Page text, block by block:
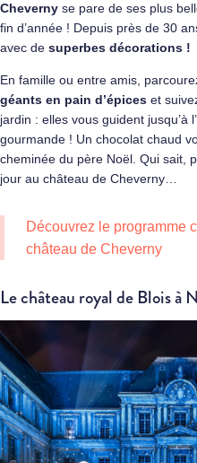
Cheverny se pare de ses plus
fin d’année ! Depuis près de 30
avec de superbes décorations !
En famille ou entre amis,
géants en pain d’épices et
jardin : elles vous guident jusqu’à
gourmande ! Un chocolat chaud
cheminée du père Noël. Qui sait,
jour au château de Cheverny…
Découvrez le programme
château de Cheverny
Le château royal de Blois à